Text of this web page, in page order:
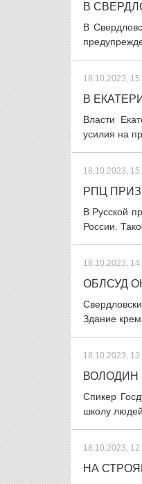
В
В
18.10.2023,
В
Власти
усилия на
18.10.2023,
РПЦ
В Русской
России.
18.10.2023,
ОБЛСУД
Здание
18.10.2023,
ВОЛОДИН
Спикер
школу
18.10.2023,
НА